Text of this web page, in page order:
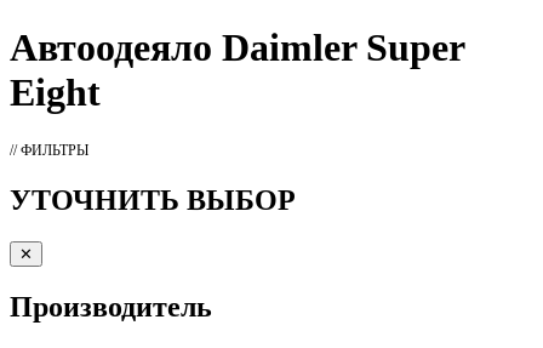
Автоодеяло Daimler Super
Eight
// ФИЛЬТРЫ
УТОЧНИТЬ ВЫБОР
✕
Производитель